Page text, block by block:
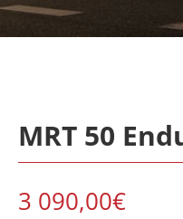
MRT 50
3 090,00€